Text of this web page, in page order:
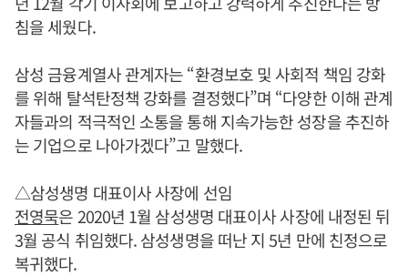
침을 세웠다.
삼성 금융계열사 관계자는 “환경보호 및 사회적 책임 강화
를 위해 탈석탄정책 강화를 결정했다”며 “다양한 이해 관계
자들과의 적극적인 소통을 통해 지속가능한 성장을 추진하
는 기업으로 나아가겠다”고 말했다.
△삼성생명 대표이사 사장에 선임
전영묵은 2020년 1월 삼성생명 대표이사 사장에 내정된 뒤
3월 공식 취임했다. 삼성생명을 떠난 지 5년 만에 친정으로
복귀했다.